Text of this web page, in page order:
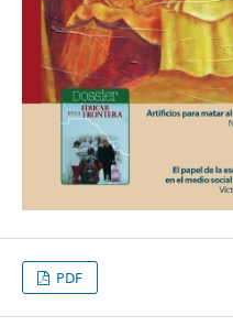
PDF